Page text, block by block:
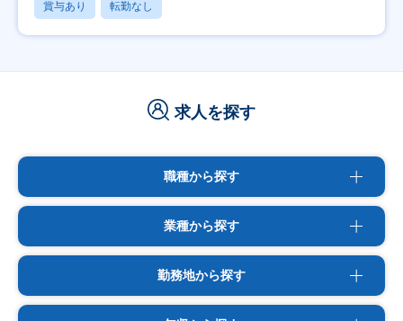
賞与あり 転勤なし
求人を探す
職種から探す
業種から探す
勤務地から探す